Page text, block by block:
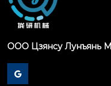
ООО Цзянсу Лунъянь
